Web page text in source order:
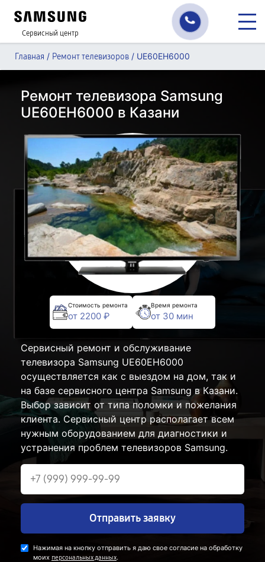
Сервисный центр
Главная / Ремонт телевизоров / UE60EH6000
Ремонт телевизора Samsung
UE60EH6000 в Казани
Стоимость ремонта
от 2200 ₽
Время ремонта
от 30 мин
Сервисный ремонт и обслуживание
телевизора Samsung UE60EH6000
осуществляется как с выездом на дом, так и
на базе сервисного центра Samsung в Казани.
Выбор зависит от типа поломки и пожелания
клиента. Сервисный центр располагает всем
нужным оборудованием для диагностики и
устранения проблем телевизоров Samsung.
Отправить заявку
Нажимая на кнопку отправить я даю свое согласие на обработку
моих персональных данных.